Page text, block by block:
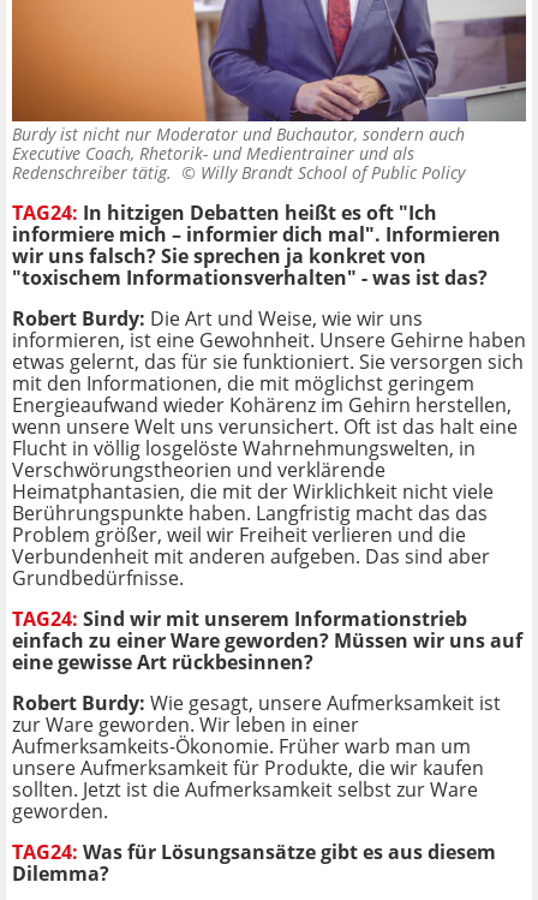
Burdy ist nicht nur Moderator und Buchautor, sondern auch
Executive Coach, Rhetorik- und Medientrainer und als
Redenschreiber tätig. © Willy Brandt School of Public Policy
TAG24: In hitzigen Debatten heißt es oft "Ich
informiere mich – informier dich mal". Informieren
wir uns falsch? Sie sprechen ja konkret von
"toxischem Informationsverhalten" - was ist das?
Robert Burdy: Die Art und Weise, wie wir uns
informieren, ist eine Gewohnheit. Unsere Gehirne haben
etwas gelernt, das für sie funktioniert. Sie versorgen sich
mit den Informationen, die mit möglichst geringem
Energieaufwand wieder Kohärenz im Gehirn herstellen,
wenn unsere Welt uns verunsichert. Oft ist das halt eine
Flucht in völlig losgelöste Wahrnehmungswelten, in
Verschwörungstheorien und verklärende
Heimatphantasien, die mit der Wirklichkeit nicht viele
Berührungspunkte haben. Langfristig macht das das
Problem größer, weil wir Freiheit verlieren und die
Verbundenheit mit anderen aufgeben. Das sind aber
Grundbedürfnisse.
TAG24: Sind wir mit unserem Informationstrieb
einfach zu einer Ware geworden? Müssen wir uns auf
eine gewisse Art rückbesinnen?
Robert Burdy: Wie gesagt, unsere Aufmerksamkeit ist
zur Ware geworden. Wir leben in einer
Aufmerksamkeits-Ökonomie. Früher warb man um
unsere Aufmerksamkeit für Produkte, die wir kaufen
sollten. Jetzt ist die Aufmerksamkeit selbst zur Ware
geworden.
TAG24: Was für Lösungsansätze gibt es aus diesem
Dilemma?